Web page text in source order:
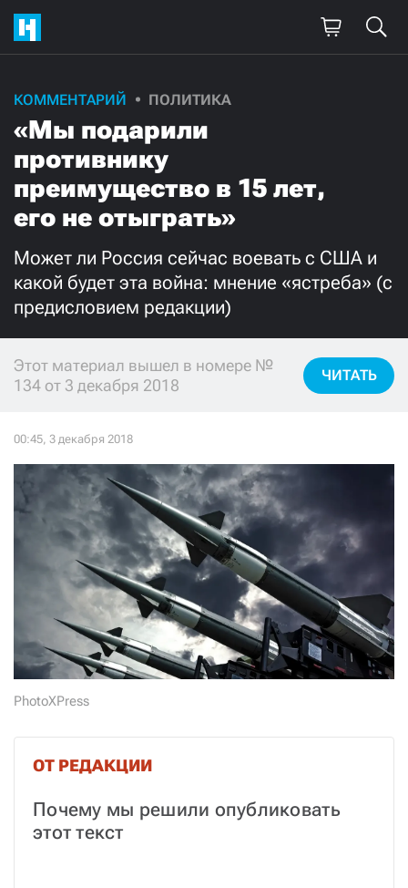
КОММЕНТАРИЙ ПОЛИТИКА
«Мы подарили
противнику
преимущество в 15 лет,
его не отыграть»
Может ли Россия сейчас воевать с США и
какой будет эта война: мнение «ястреба» (с
предисловием редакции)
Этот материал вышел в номере №
134 от 3 декабря 2018
ЧИТАТЬ
PhotoXPress
ОТ РЕДАКЦИИ
Почему мы решили опубликовать
этот текст
Поддержите
нашу работу!
Ежемесячно
3000
500 300
Нажимая кнопку «Стать соучастником»,
я принимаю условия и подтверждаю свое гражданство РФ
ПОДЕЛИТЬСЯ С ДРУЗЬЯМИ
Если у вас есть вопросы, пишите donate@novayagazeta.ru
звоните:
+7 (929) 612-03-68